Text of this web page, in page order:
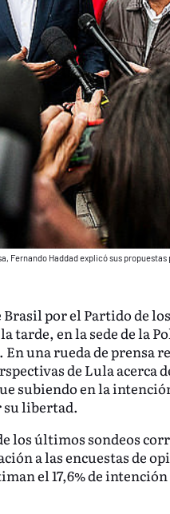
Fernando Haddad explicó sus
por el Partido de
tarde, en la sede de la
una rueda de prensa
de Lula acerca
subiendo en la
su libertad.
los últimos sondeos
a las encuestas de
el 17,6% de